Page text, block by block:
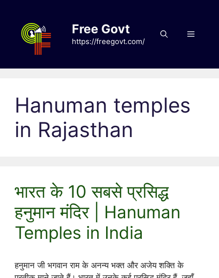
content
Free Govt
https://freegovt.com/
Menu
Hanuman temples
in Rajasthan
भारत के 10 सबसे प्रसिद्ध
हनुमान मंदिर | Hanuman
Temples in India
हनुमान जी भगवान राम के अनन्य भक्त और अजेय शक्ति के